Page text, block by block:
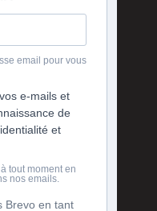
email pour vous
e-mails et
de
et
tout moment en
nos emails.
Brevo en tant